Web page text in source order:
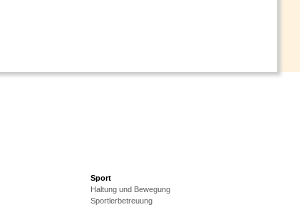
Sport
Haltung und Bewegung
Sportlerbetreuung